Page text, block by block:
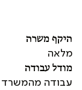
היקף משרה
מלאה
מודל עבודה
עבודה מהמשרד